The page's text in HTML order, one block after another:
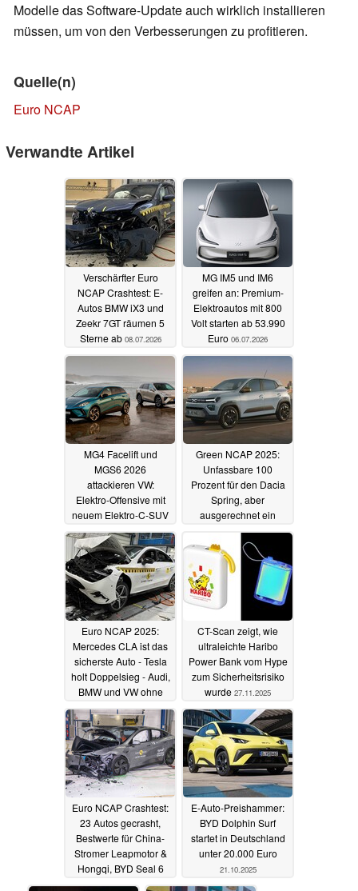
Modelle das Software-Update auch wirklich installieren
müssen, um von den Verbesserungen zu profitieren.
Quelle(n)
Euro NCAP
Verwandte Artikel
Verschärfter Euro
NCAP Crashtest: E-
Autos BMW iX3 und
Zeekr 7GT räumen 5
Sterne ab 08.07.2026
MG IM5 und IM6
greifen an: Premium-
Elektroautos mit 800
Volt starten ab 53.990
Euro 06.07.2026
MG4 Facelift und
MGS6 2026
attackieren VW:
Elektro-Offensive mit
neuem Elektro-C-SUV
und massivem
Reichweiten-Upgrade
16.03.2026
Green NCAP 2025:
Unfassbare 100
Prozent für den Dacia
Spring, aber
ausgerechnet ein
Benziner sorgt für
Staunen
02.02.2026
Euro NCAP 2025:
Mercedes CLA ist das
sicherste Auto - Tesla
holt Doppelsieg - Audi,
BMW und VW ohne
Titel14.01.2026
CT-Scan zeigt, wie
ultraleichte Haribo
Power Bank vom Hype
zum Sicherheitsrisiko
wurde 27.11.2025
Euro NCAP Crashtest:
23 Autos gecrasht,
Bestwerte für China-
Stromer Leapmotor &
Hongqi, BYD Seal 6
demütigt BMW 2er GC
E-Auto-Preishammer:
BYD Dolphin Surf
startet in Deutschland
unter 20.000 Euro
21.10.2025